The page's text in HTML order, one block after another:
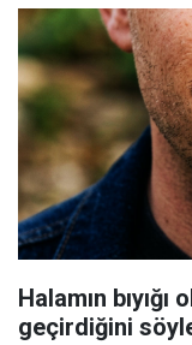
Halamın
geçirdiğini